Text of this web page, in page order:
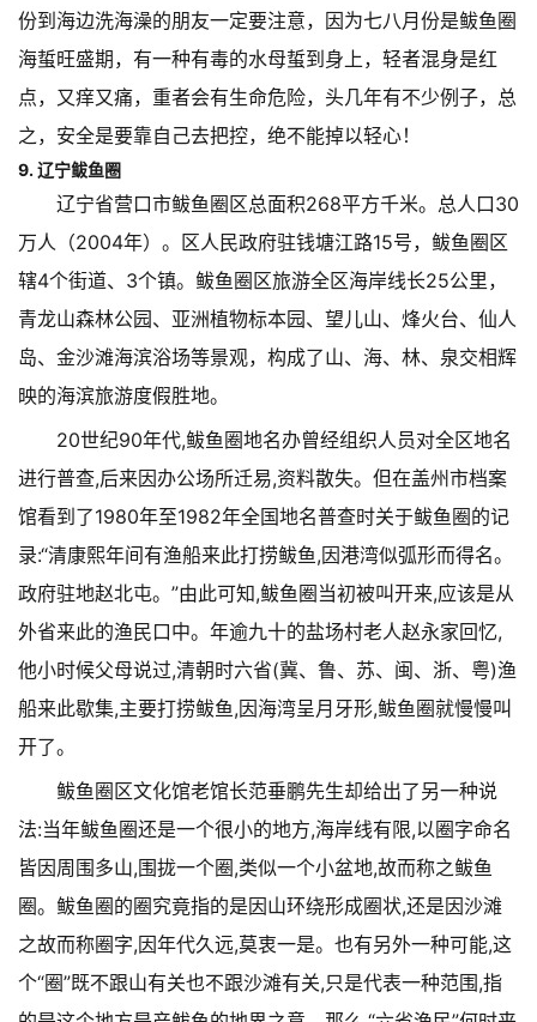
份到海边洗海澡的朋友一定要注意，因为七八月份是鲅鱼圈
海蜇旺盛期，有一种有毒的水母蜇到身上，轻者混身是红
点，又痒又痛，重者会有生命危险，头几年有不少例子，总
之，安全是要靠自己去把控，绝不能掉以轻心！
9. 辽宁鲅鱼圈
辽宁省营口市鲅鱼圈区总面积268平方千米。总人口30
万人（2004年）。区人民政府驻钱塘江路15号，鲅鱼圈区
辖4个街道、3个镇。鲅鱼圈区旅游全区海岸线长25公里，
青龙山森林公园、亚洲植物标本园、望儿山、烽火台、仙人
岛、金沙滩海滨浴场等景观，构成了山、海、林、泉交相辉
映的海滨旅游度假胜地。
20世纪90年代,鲅鱼圈地名办曾经组织人员对全区地名
进行普查,后来因办公场所迁易,资料散失。但在盖州市档案
馆看到了1980年至1982年全国地名普查时关于鲅鱼圈的记
录:“清康熙年间有渔船来此打捞鲅鱼,因港湾似弧形而得名。
政府驻地赵北屯。”由此可知,鲅鱼圈当初被叫开来,应该是从
外省来此的渔民口中。年逾九十的盐场村老人赵永家回忆,
他小时候父母说过,清朝时六省(冀、鲁、苏、闽、浙、粤)渔
船来此歇集,主要打捞鲅鱼,因海湾呈月牙形,鲅鱼圈就慢慢叫
开了。
鲅鱼圈区文化馆老馆长范垂鹏先生却给出了另一种说
法:当年鲅鱼圈还是一个很小的地方,海岸线有限,以圈字命名
皆因周围多山,围拢一个圈,类似一个小盆地,故而称之鲅鱼
圈。鲅鱼圈的圈究竟指的是因山环绕形成圈状,还是因沙滩
之故而称圈字,因年代久远,莫衷一是。也有另外一种可能,这
个“圈”既不跟山有关也不跟沙滩有关,只是代表一种范围,指